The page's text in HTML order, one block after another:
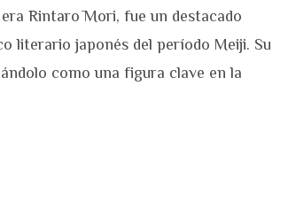
Rintarō Mori, fue un destacado
literario japonés del período Meiji. Su
como una figura clave en la